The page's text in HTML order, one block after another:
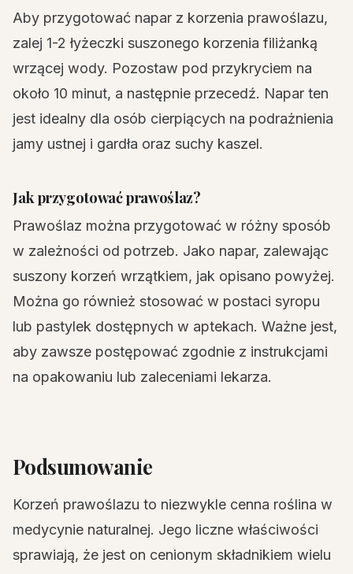
Aby przygotować napar z korzenia prawoślazu,
zalej 1-2 łyżeczki suszonego korzenia filiżanką
wrzącej wody. Pozostaw pod przykryciem na
około 10 minut, a następnie przecedź. Napar ten
jest idealny dla osób cierpiących na podrażnienia
jamy ustnej i gardła oraz suchy kaszel.
Jak przygotować prawoślaz?
Prawoślaz można przygotować w różny sposób
w zależności od potrzeb. Jako napar, zalewając
suszony korzeń wrzątkiem, jak opisano powyżej.
Można go również stosować w postaci syropu
lub pastylek dostępnych w aptekach. Ważne jest,
aby zawsze postępować zgodnie z instrukcjami
na opakowaniu lub zaleceniami lekarza.
Podsumowanie
Korzeń prawoślazu to niezwykle cenna roślina w
medycynie naturalnej. Jego liczne właściwości
sprawiają, że jest on cenionym składnikiem wielu